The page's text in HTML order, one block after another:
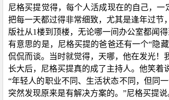
尼格买提觉得，每个人活成现在的自己，一
把每一天都过得非常细致，尤其是逢年过节
版社从1楼到顶楼，无论哪一间办公室都闻
有意思的是，尼格买提的爸爸还有一个“隐
侃侃而谈。当时就觉得，天哪，他在发光！
长大后，尼格买提真的成了主持人。他笑着
“年轻人的职业不同、生活状态不同，但同
突然发现原来是有解决方案的。”尼格买提说